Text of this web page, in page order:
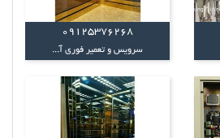
09125376268
سرویس و تعمیر فوری آ...